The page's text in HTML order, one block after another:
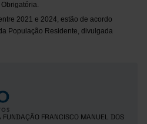
2021 e 2024, estão de acordo
População Residente, divulgada
FRANCISCO MANUEL DOS